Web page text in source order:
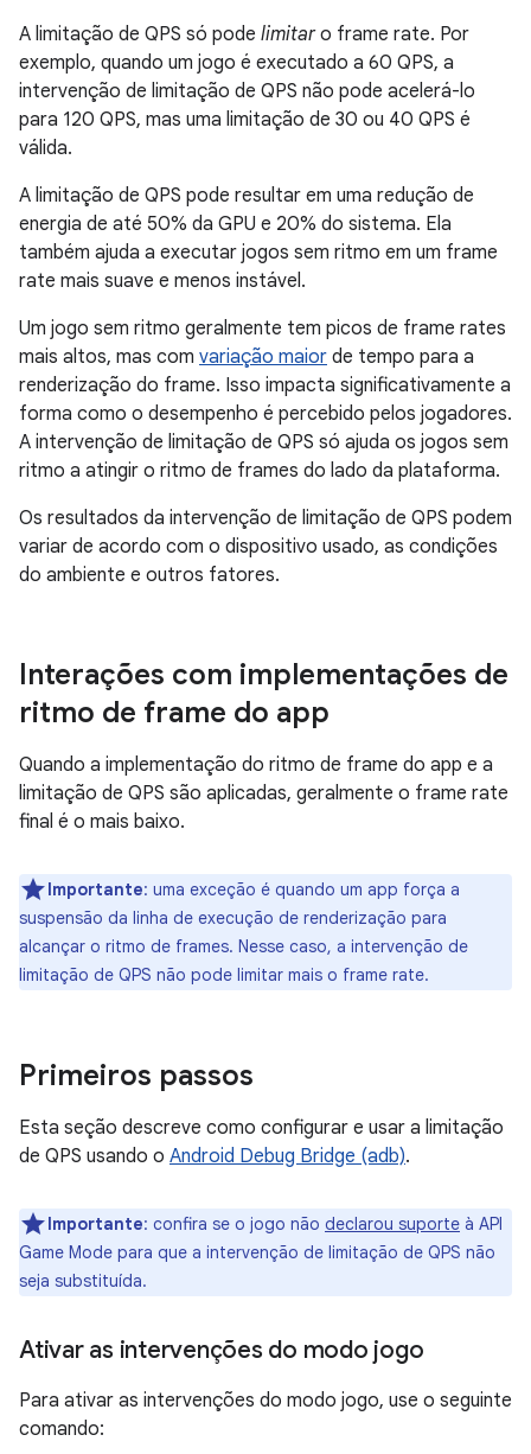
A limitação de QPS só pode limitaro frame rate. Por
exemplo, quando um jogo é executado a 60 QPS, a
intervenção de limitação de QPS não pode acelerá-lo
para 120 QPS, mas uma limitação de 30 ou 40 QPS é
válida.
A limitação de QPS pode resultar em uma redução de
energia de até 50% da GPU e 20% do sistema. Ela
também ajuda a executar jogos sem ritmo em um frame
rate mais suave e menos instável.
Um jogo sem ritmo geralmente tem picos de frame rates
mais altos, mas com variação maior de tempo para a
renderização do frame. Isso impacta significativamente a
forma como o desempenho é percebido pelos jogadores.
A intervenção de limitação de QPS só ajuda os jogos sem
ritmo a atingir o ritmo de frames do lado da plataforma.
Os resultados da intervenção de limitação de QPS podem
variar de acordo com o dispositivo usado, as condições
do ambiente e outros fatores.
Interações com implementações de
ritmo de frame do app
Quando a implementação do ritmo de frame do app e a
limitação de QPS são aplicadas, geralmente o frame rate
final é o mais baixo.
Importante: uma exceção é quando um app força a
suspensão da linha de execução de renderização para
alcançar o ritmo de frames. Nesse caso, a intervenção de
limitação de QPS não pode limitar mais o frame rate.
Primeiros passos
Esta seção descreve como configurar e usar a limitação
de QPS usando o Android Debug Bridge (adb).
Importante: confira se o jogo não declarou suporte à API
Game Mode para que a intervenção de limitação de QPS não
seja substituída.
Ativar as intervenções do modo jogo
Para ativar as intervenções do modo jogo, use o seguinte
comando: